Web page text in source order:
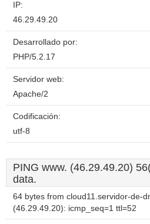
IP:
46.29.49.20
Desarrollado por:
PHP/5.2.17
Servidor web:
Apache/2
Codificación:
utf-8
PING www. (46.29.49.20)
data.
64 bytes from cloud11.servidor-de-
(46.29.49.20): icmp_seq=1 ttl=52